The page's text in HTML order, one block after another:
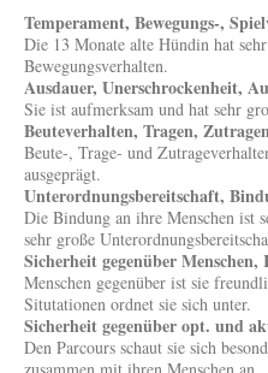
Temperament, Bewegungs-,
Die 13 Monate alte Hündin hat
Bewegungsverhalten.
Ausdauer, Unerschrockenheit,
Sie ist aufmerksam und hat sehr
Beuteverhalten, Tragen,
Beute-, Trage- und
ausgeprägt.
Unterordnungsbereitschaft,
Die Bindung an ihre Menschen ist
sehr große
Sicherheit gegenüber Menschen,
Menschen gegenüber ist sie
Situtationen ordnet sie sich unter.
Sicherheit gegenüber opt. und
Den Parcours schaut sie sich